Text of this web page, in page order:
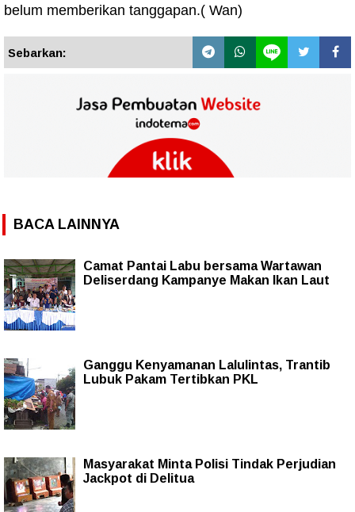
belum memberikan tanggapan.( Wan)
Sebarkan:
BACA LAINNYA
Camat Pantai Labu bersama Wartawan
Deliserdang Kampanye Makan Ikan Laut
Ganggu Kenyamanan Lalulintas, Trantib
Lubuk Pakam Tertibkan PKL
Masyarakat Minta Polisi Tindak Perjudian
Jackpot di Delitua